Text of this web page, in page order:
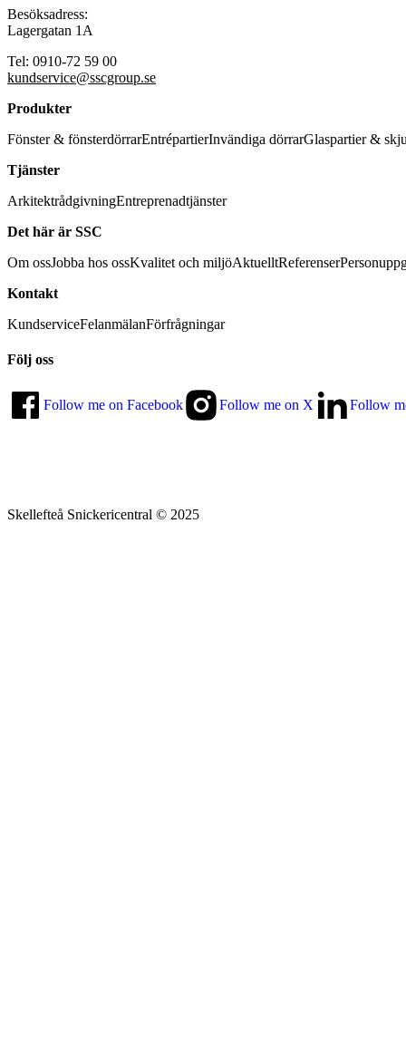
Besöksadress:
Lagergatan 1A
Tel: 0910-72 59 00
kundservice@sscgroup.se
Produkter
Fönster & fönsterdörrarEntrépartierInvändiga dörrarGlaspartier &
Tjänster
ArkitektrådgivningEntreprenadtjänster
Det här är SSC
Om ossJobba hos ossKvalitet och miljöAktuelltReferenser
Kontakt
KundserviceFelanmälanFörfrågningar
Följ oss
Follow me on Facebook Follow me on X Follow
Skellefteå Snickericentral © 2025